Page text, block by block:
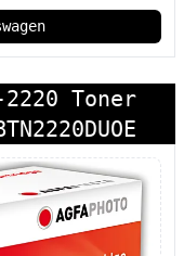
Toner